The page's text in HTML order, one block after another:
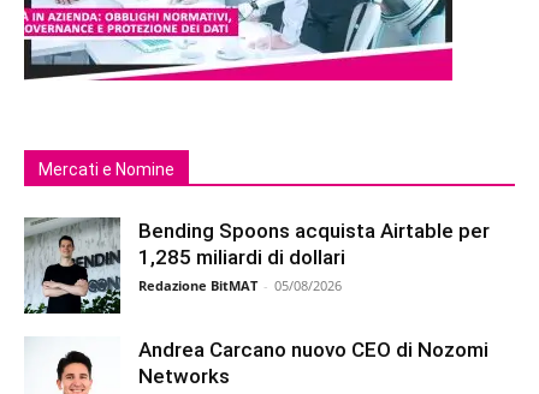
Mercati e Nomine
Bending Spoons acquista Airtable per
1,285 miliardi di dollari
Redazione BitMAT - 05/08/2026
Andrea Carcano nuovo CEO di Nozomi
Networks